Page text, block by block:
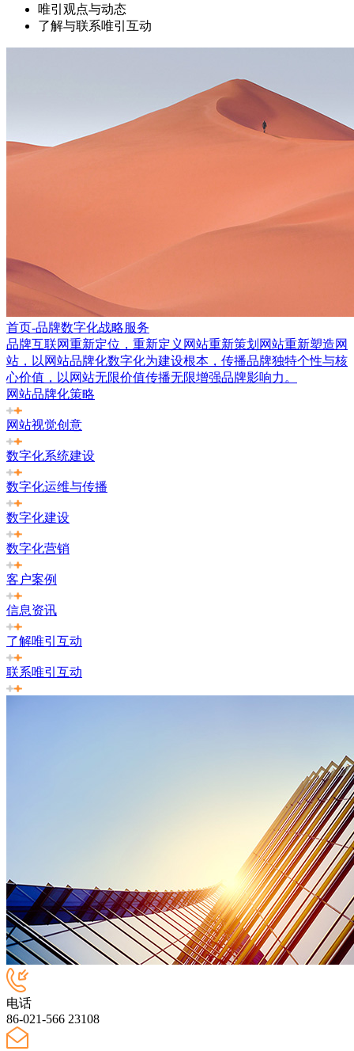
唯引观点与动态
了解与联系唯引互动
首页-品牌数字化战略服务
品牌互联网重新定位，重新定义网站重新策划网站重新塑造网
站，以网站品牌化数字化为建设根本，传播品牌独特个性与核
心价值，以网站无限价值传播无限增强品牌影响力。
网站品牌化策略
网站视觉创意
数字化系统建设
数字化运维与传播
数字化建设
数字化营销
客户案例
信息资讯
了解唯引互动
联系唯引互动
电话
86-021-566 23108